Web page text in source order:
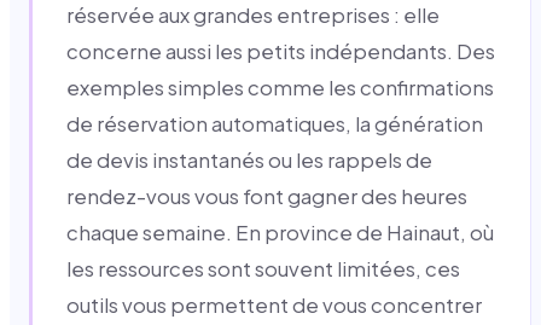
réservée aux grandes entreprises : elle
concerne aussi les petits indépendants. Des
exemples simples comme les confirmations
de réservation automatiques, la génération
de devis instantanés ou les rappels de
rendez-vous vous font gagner des heures
chaque semaine. En province de Hainaut, où
les ressources sont souvent limitées, ces
outils vous permettent de vous concentrer